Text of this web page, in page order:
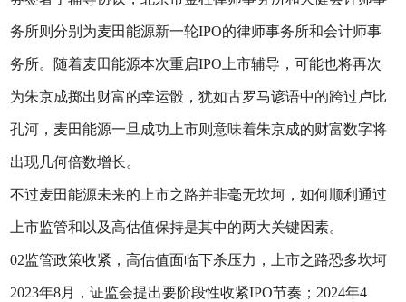
务所则分别为麦田能源新一轮IPO的律师事务所和会计师事
务所。随着麦田能源本次重启IPO上市辅导，可能也将再次
为朱京成掷出财富的幸运骰，犹如古罗马谚语中的跨过卢比
孔河，麦田能源一旦成功上市则意味着朱京成的财富数字将
出现几何倍数增长。
不过麦田能源未来的上市之路并非毫无坎坷，如何顺利通过
上市监管和以及高估值保持是其中的两大关键因素。
02监管政策收紧，高估值面临下杀压力，上市之路恐多坎坷
2023年8月，证监会提出要阶段性收紧IPO节奏；2024年4